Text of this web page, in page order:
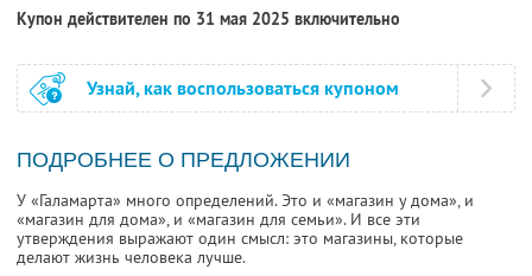
Купон действителен по 31 мая 2025 включительно
Узнай, как воспользоваться купоном
ПОДРОБНЕЕ О ПРЕДЛОЖЕНИИ
У «Галамарта» много определений. Это и «магазин у дома», и
«магазин для дома», и «магазин для семьи». И все эти
утверждения выражают один смысл: это магазины, которые
делают жизнь человека лучше.